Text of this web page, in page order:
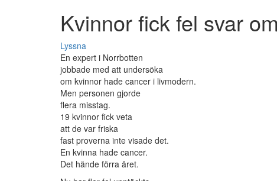
Kvinnor fick fel svar
Lyssna
En expert i Norrbotten
jobbade med att undersöka
om kvinnor hade cancer i livmodern.
Men personen gjorde
flera misstag.
19 kvinnor fick veta
att de var friska
fast proverna inte visade det.
En kvinna hade cancer.
Det hände förra året.